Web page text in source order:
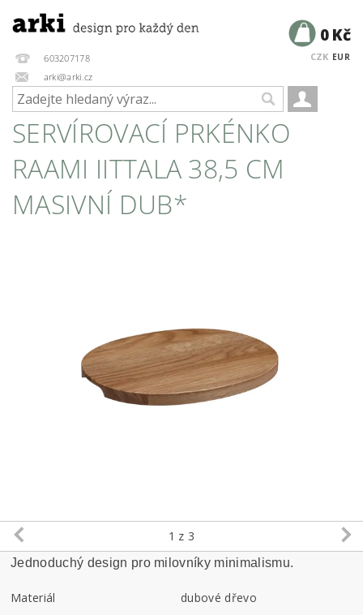
603207178
arki@arki.cz
CZK EUR
0 Kč
SERVÍROVACÍ PRKÉNKO
RAAMI IITTALA 38,5 CM
MASIVNÍ DUB*
1 z 3
Jednoduchý design pro milovníky minimalismu.
Materiál dubové dřevo